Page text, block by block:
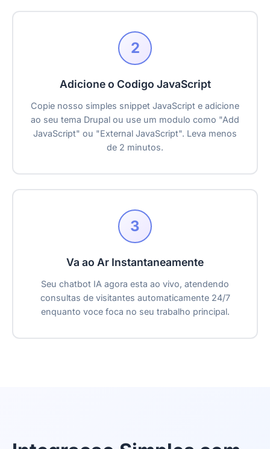
2
Adicione o Codigo JavaScript
Copie nosso simples snippet JavaScript e adicione
ao seu tema Drupal ou use um modulo como "Add
JavaScript" ou "External JavaScript". Leva menos
de 2 minutos.
3
Va ao Ar Instantaneamente
Seu chatbot IA agora esta ao vivo, atendendo
consultas de visitantes automaticamente 24/7
enquanto voce foca no seu trabalho principal.